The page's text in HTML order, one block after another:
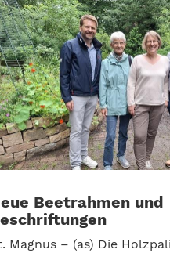
Beetrahmen und
Magnus – (as) Die